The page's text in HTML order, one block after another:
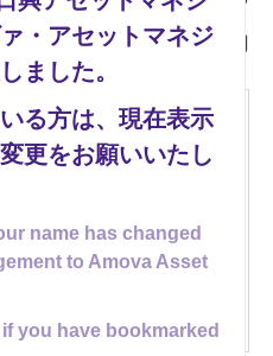
80円
。
基準価額および分配金は、1万口当
の公表している基準価額に、設定来もし
金を再投資したものとして計算した理論
分配金額を変更する場合や分配を行なわ
しておりません。
・アセットマネジ
ました。
る方は、現在表示
更をお願いいたし
name has changed
to Amova Asset
you have bookmarked